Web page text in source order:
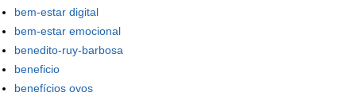
bem-estar digital
bem-estar emocional
benedito-ruy-barbosa
beneficio
benefícios ovos